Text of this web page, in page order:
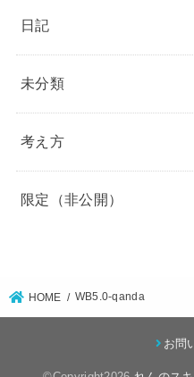
日記
未分類
考え方
限定（非公開）
HOME WB5.0-qanda
お問